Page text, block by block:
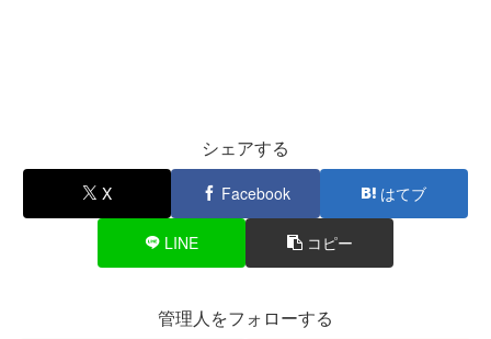
シェアする
X Facebook はてブ
LINE コピー
管理人をフォローする